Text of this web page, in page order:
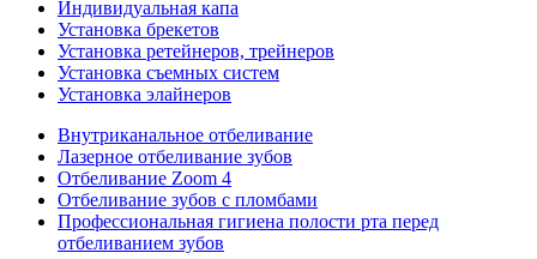
Индивидуальная капа
Установка брекетов
Установка ретейнеров, трейнеров
Установка съемных систем
Установка элайнеров
Внутриканальное отбеливание
Лазерное отбеливание зубов
Отбеливание Zoom 4
Отбеливание зубов с пломбами
Профессиональная гигиена полости рта перед
отбеливанием зубов